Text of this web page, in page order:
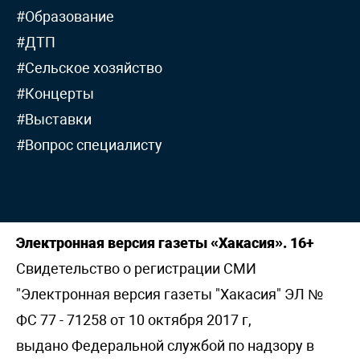
#Образование
#ДТП
#Сельское хозяйство
#Концерты
#Выставки
#Вопрос специалисту
Электронная версия газеты «Хакасия». 16+
Свидетельство о регистрации СМИ
"Электронная версия газеты "Хакасия" ЭЛ №
ФС 77 - 71258 от 10 октября 2017 г,
выдано Федеральной службой по надзору в